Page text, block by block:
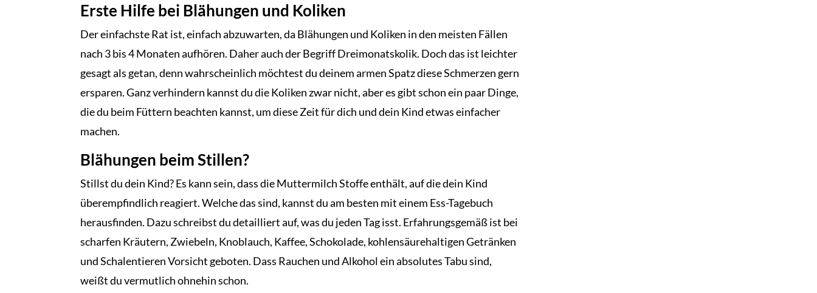
Erste Hilfe bei Blähungen und Koliken
Der einfachste Rat ist, einfach abzuwarten, da Blähungen und Koliken in den meisten Fällen
nach 3 bis 4 Monaten aufhören. Daher auch der Begriff Dreimonatskolik. Doch das ist leichter
gesagt als getan, denn wahrscheinlich möchtest du deinem armen Spatz diese Schmerzen gern
ersparen. Ganz verhindern kannst du die Koliken zwar nicht, aber es gibt schon ein paar Dinge,
die du beim Füttern beachten kannst, um diese Zeit für dich und dein Kind etwas einfacher
machen.
Blähungen beim Stillen?
Stillst du dein Kind? Es kann sein, dass die Muttermilch Stoffe enthält, auf die dein Kind
überempfindlich reagiert. Welche das sind, kannst du am besten mit einem Ess-Tagebuch
herausfinden. Dazu schreibst du detailliert auf, was du jeden Tag isst. Erfahrungsgemäß ist bei
scharfen Kräutern, Zwiebeln, Knoblauch, Kaffee, Schokolade, kohlensäurehaltigen Getränken
und Schalentieren Vorsicht geboten. Dass Rauchen und Alkohol ein absolutes Tabu sind,
weißt du vermutlich ohnehin schon.